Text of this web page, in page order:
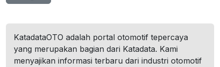
KatadataOTO adalah portal otomotif tepercaya
yang merupakan bagian dari Katadata. Kami
menyajikan informasi terbaru dari industri otomotif